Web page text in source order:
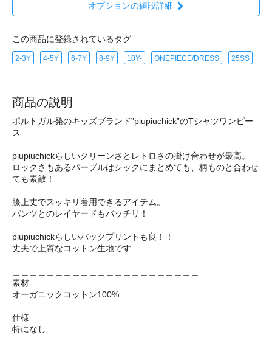
オプションの値段詳細
この商品に登録されているタグ
2-3Y 4-5Y 6-7Y 8-9Y 10Y- ONEPIECE/DRESS 25SS
商品の説明
ポルトガル発のキッズブランド”piupiuchick”のTシャツワンピー
ス
piupiuchickらしいクリーンさとレトロさの掛け合わせが最高。
ロックさもあるパープルはシックにまとめても、柄ものと合わせ
ても素敵！
膝上丈でスッキリ着用できるアイテム。
パンツとのレイヤードもバッチリ！
piupiuchickらしいバックプリントも良！！
丈夫で上質なコットン生地です
素材
オーガニックコットン100%
仕様
特になし